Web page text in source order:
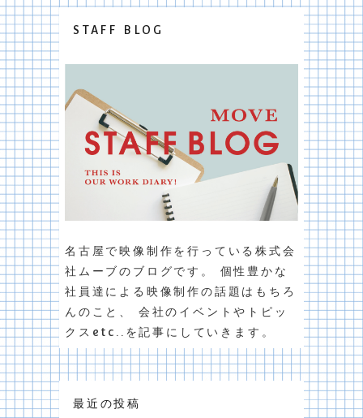
STAFF BLOG
名古屋で映像制作を行っている株式会
社ムーブのブログです。 個性豊かな
社員達による映像制作の話題はもちろ
んのこと、 会社のイベントやトピッ
クスetc..を記事にしていきます。
最近の投稿